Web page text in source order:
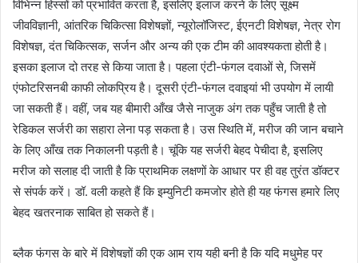
विभिन्न हिस्सों को प्रभावित करता है, इसलिए इलाज करने के लिए सूक्ष्म
जीवविज्ञानी, आंतरिक चिकित्सा विशेषज्ञों, न्यूरोलॉजिस्ट, ईएनटी विशेषज्ञ, नेत्र रोग
विशेषज्ञ, दंत चिकित्सक, सर्जन और अन्य की एक टीम की आवश्यकता होती है।
इसका इलाज दो तरह से किया जाता है। पहला एंटी-फंगल दवाओं से, जिसमें
एंफोटरिसनबी काफी लोकप्रिय है। दूसरी एंटी-फंगल दवाइयां भी उपयोग में लायी
जा सकती हैं। वहीं, जब यह बीमारी आँख जैसे नाजुक अंग तक पहुँच जाती है तो
रेडिकल सर्जरी का सहारा लेना पड़ सकता है। उस स्थिति में, मरीज की जान बचाने
के लिए आँख तक निकालनी पड़ती है। चूंकि यह सर्जरी बेहद पेचीदा है, इसलिए
मरीज को सलाह दी जाती है कि प्राथमिक लक्षणों के आधार पर ही वह तुरंत डॉक्टर
से संपर्क करें। डॉ. वली कहते हैं कि इम्युनिटी कमजोर होते ही यह फंगस हमारे लिए
बेहद खतरनाक साबित हो सकते हैं।
ब्लैक फंगस के बारे में विशेषज्ञों की एक आम राय यही बनी है कि यदि मधुमेह पर